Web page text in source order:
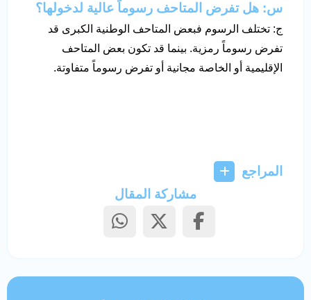
س: هل تفرض المتاحف رسوماً عالية لدخولها؟
ج: تختلف الرسوم فبعض المتاحف الوطنية الكبرى قد
تفرض رسوماً رمزية. بينما قد تكون بعض المتاحف
الإقليمية أو الخاصة مجانية أو تفرض رسوماً متفاوتة.
المراجع
مشاركة المقال